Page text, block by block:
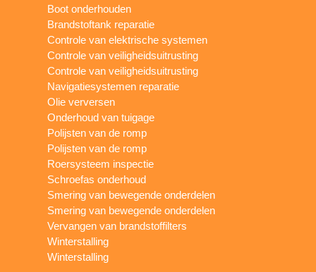
Boot onderhouden
Brandstoftank reparatie
Controle van elektrische systemen
Controle van veiligheidsuitrusting
Controle van veiligheidsuitrusting
Navigatiesystemen reparatie
Olie verversen
Onderhoud van tuigage
Polijsten van de romp
Polijsten van de romp
Roersysteem inspectie
Schroefas onderhoud
Smering van bewegende onderdelen
Smering van bewegende onderdelen
Vervangen van brandstoffilters
Winterstalling
Winterstalling